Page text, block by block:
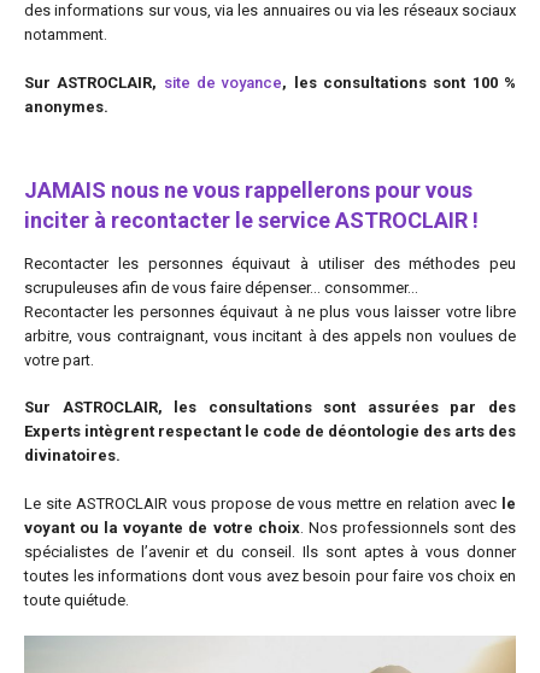
des informations sur vous, via les annuaires ou via les réseaux sociaux
notamment.
Sur ASTROCLAIR, site de voyance, les consultations sont 100 %
anonymes.
JAMAIS nous ne vous rappellerons pour vous
inciter à recontacter le service ASTROCLAIR !
Recontacter les personnes équivaut à utiliser des méthodes peu
scrupuleuses afin de vous faire dépenser… consommer…
Recontacter les personnes équivaut à ne plus vous laisser votre libre
arbitre, vous contraignant, vous incitant à des appels non voulues de
votre part.
Sur ASTROCLAIR, les consultations sont assurées par des
Experts intègrent respectant le code de déontologie des arts des
divinatoires.
Le site ASTROCLAIR vous propose de vous mettre en relation avec le
voyant ou la voyante de votre choix. Nos professionnels sont des
spécialistes de l’avenir et du conseil. Ils sont aptes à vous donner
toutes les informations dont vous avez besoin pour faire vos choix en
toute quiétude.